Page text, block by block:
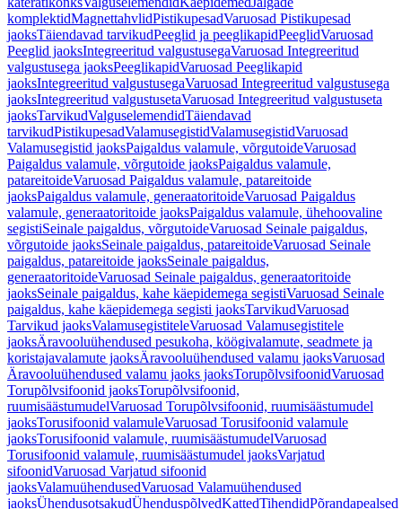
komplektidMagnettahvlidPistikupesadVaruosad Pistikupesad
jaoksTäiendavad tarvikudPeeglid ja peeglikapidPeeglidVaruosad
Peeglid jaoksIntegreeritud valgustusegaVaruosad Integreeritud
valgustusega jaoksPeeglikapidVaruosad Peeglikapid
jaoksIntegreeritud valgustusegaVaruosad Integreeritud valgustusega
jaoksIntegreeritud valgustusetaVaruosad Integreeritud valgustuseta
jaoksTarvikudValguselemendidTäiendavad
tarvikudPistikupesadValamusegistidValamusegistidVaruosad
Valamusegistid jaoksPaigaldus valamule, võrgutoideVaruosad
Paigaldus valamule, võrgutoide jaoksPaigaldus valamule,
patareitoideVaruosad Paigaldus valamule, patareitoide
jaoksPaigaldus valamule, generaatoritoideVaruosad Paigaldus
valamule, generaatoritoide jaoksPaigaldus valamule, ühehoovaline
segistiSeinale paigaldus, võrgutoideVaruosad Seinale paigaldus,
võrgutoide jaoksSeinale paigaldus, patareitoideVaruosad Seinale
paigaldus, patareitoide jaoksSeinale paigaldus,
generaatoritoideVaruosad Seinale paigaldus, generaatoritoide
jaoksSeinale paigaldus, kahe käepidemega segistiVaruosad Seinale
paigaldus, kahe käepidemega segisti jaoksTarvikudVaruosad
Tarvikud jaoksValamusegistiteleVaruosad Valamusegistitele
jaoksÄravooluühendused pesukoha, köögivalamute, seadmete ja
koristajavalamute jaoksÄravooluühendused valamu jaoksVaruosad
Äravooluühendused valamu jaoks jaoksTorupõlvsifoonidVaruosad
Torupõlvsifoonid jaoksTorupõlvsifoonid,
ruumisäästumudelVaruosad Torupõlvsifoonid, ruumisäästumudel
jaoksTorusifoonid valamuleVaruosad Torusifoonid valamule
jaoksTorusifoonid valamule, ruumisäästumudelVaruosad
Torusifoonid valamule, ruumisäästumudel jaoksVarjatud
sifoonidVaruosad Varjatud sifoonid
jaoksValamuühendusedVaruosad Valamuühendused
jaoksÜhendusotsakudÜhenduspõlvedKattedTihendidPõrandapealsed